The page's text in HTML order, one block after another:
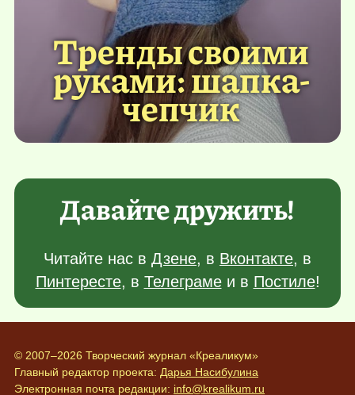
Тренды своими
руками: шапка-
чепчик
Давайте дружить!
Читайте нас в Дзене, в Вконтакте, в
Пинтересте, в Телеграмеи в Постиле!
© 2007–2026 Творческий журнал «Креаликум»
Главный редактор проекта: Дарья Насибулина
Электронная почта редакции: info@krealikum.ru